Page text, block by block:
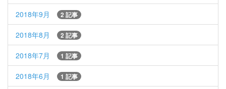
2018年9月 2 記事
2018年8月 2 記事
2018年7月 1 記事
2018年6月 1 記事